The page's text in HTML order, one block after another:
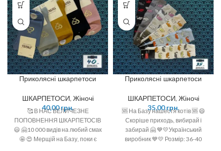
Приколясні шкарпетоси
ШКАРПЕТОСИ, Жіночі
40,00грн.
🥰 В НАС ВЕЛИЧЕЗНЕ
ПОПОВНЕННЯ ШКАРПЕТОСІВ
😃 🤗10 000 видів на любий смак
🤩 😍 Мерщій на Базу, поки є
Приколясні шкарпетоси
ШКАРПЕТОСИ, Жіночі
35,00грн.
🆘 На Базу нашестя котів 🆘 😄
Скоріше приходь, вибирай і
забирай 🤗 💙💛Український
виробник 💙💛 Розмір: 36-40